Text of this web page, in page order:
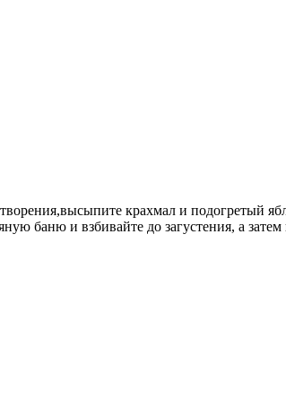
крахмал и подогретый
баню и взбивайте до загустения, а